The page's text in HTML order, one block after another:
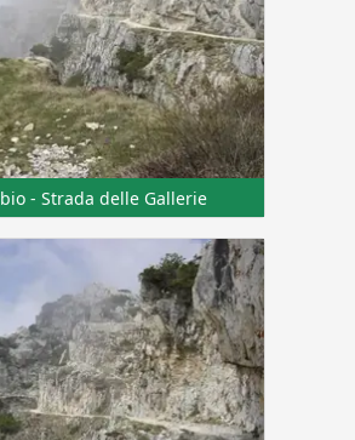
- Strada delle Gallerie